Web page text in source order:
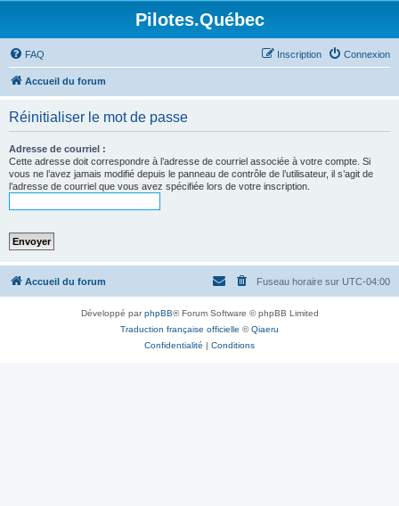
Pilotes.Québec
FAQ Connexion
Inscription
Accueil du forum
Réinitialiser le mot de passe
Adresse de courriel :
Cette adresse doit correspondre à l’adresse de courriel associée à votre compte. Si
vous ne l’avez jamais modifié depuis le panneau de contrôle de l’utilisateur, il s’agit de
l’adresse de courriel que vous avez spécifiée lors de votre inscription.
Accueil du forum Fuseau horaire sur UTC-04:00
Développé parphpBB® Forum Software © phpBB Limited
Traduction française officielle ©Qiaeru
Confidentialité | Conditions